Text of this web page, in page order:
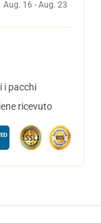
Aug. 16 - Aug. 23
i pacchi
ricevuto